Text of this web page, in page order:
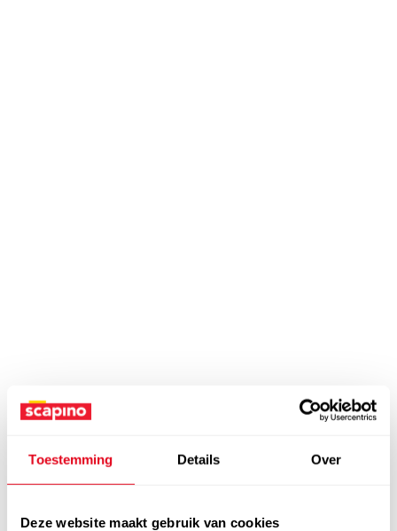
Toestemming Details Over
Deze website maakt gebruik van cookies